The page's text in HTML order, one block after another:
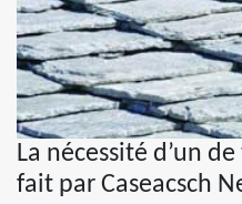
La nécessité d’un
fait par Caseacsch